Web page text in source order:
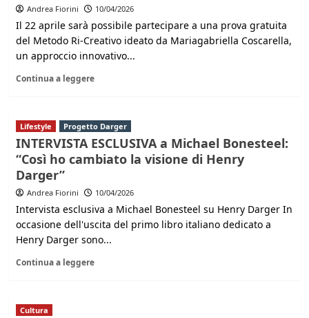
Andrea Fiorini 10/04/2026
Il 22 aprile sarà possibile partecipare a una prova gratuita
del Metodo Ri‑Creativo ideato da Mariagabriella Coscarella,
un approccio innovativo...
Continua a leggere
Lifestyle Progetto Darger
INTERVISTA ESCLUSIVA a Michael Bonesteel:
“Così ho cambiato la visione di Henry
Darger”
Andrea Fiorini 10/04/2026
Intervista esclusiva a Michael Bonesteel su Henry Darger In
occasione dell'uscita del primo libro italiano dedicato a
Henry Darger sono...
Continua a leggere
Cultura